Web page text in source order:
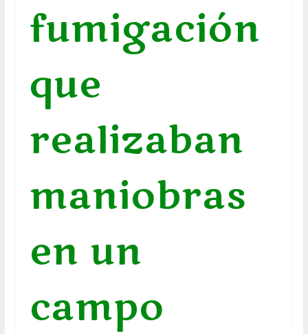
fumigación
que
realizaban
maniobras
en un
campo